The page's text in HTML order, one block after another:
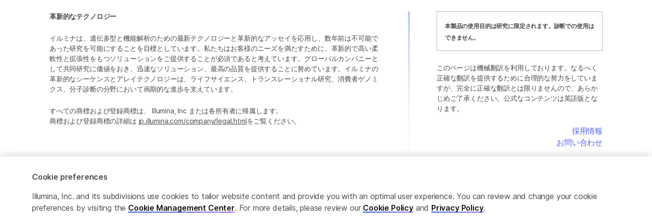
本製品の使用目的は研究に限定されます。診断での使用は
できません。
このページは機械翻訳を利用しております。なるべく
正確な翻訳を提供するために合理的な努力をしていま
すが、完全に正確な翻訳とは限りませんので、あらか
じめご了承ください。公式なコンテンツは英語版とな
ります。
革新的なテクノロジー
イルミナは、遺伝多型と機能解析のための最新テクノロジーと革新的なアッセイを応用し、数年前は不可能で
あった研究を可能にすることを目標としています。私たちはお客様のニーズを満たすために、革新的で高い柔
軟性と拡張性をもつソリューションをご提供することが必須であると考えています。グローバルカンパニーと
して共同研究に価値をおき、迅速なソリューション、最高の品質を提供することに努めています。イルミナの
革新的なシーケンスとアレイテクノロジーは、ライフサイエンス、トランスレーショナル研究、消費者ゲノミ
クス、分子診断の分野において画期的な進歩を支えています。
すべての商標および登録商標は、 Illumina, Inc または各所有者に帰属します。
商標および登録商標の詳細は jp.illumina.com/company/legal.htmlをご覧ください。
Cookie Management Center
採用情報
お問い合わせ
© 2026 Illumina, Inc. All rights reserved.
Cookie preferences
Illumina, Inc. and its subdivisions use cookies to tailor website content and provide you with an optimal user experience. You can review and change your cookie
preferences by visiting the Cookie Management Center. For more details, please review our Cookie Policyand Privacy Policy.